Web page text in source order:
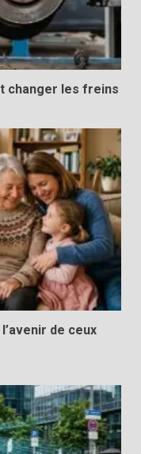
changer les freins
de ceux